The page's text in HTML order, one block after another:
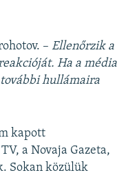
– Ellenőrzik a
Ha a média
hullámaira
kapott
a Novaja Gazeta,
Sokan közülük